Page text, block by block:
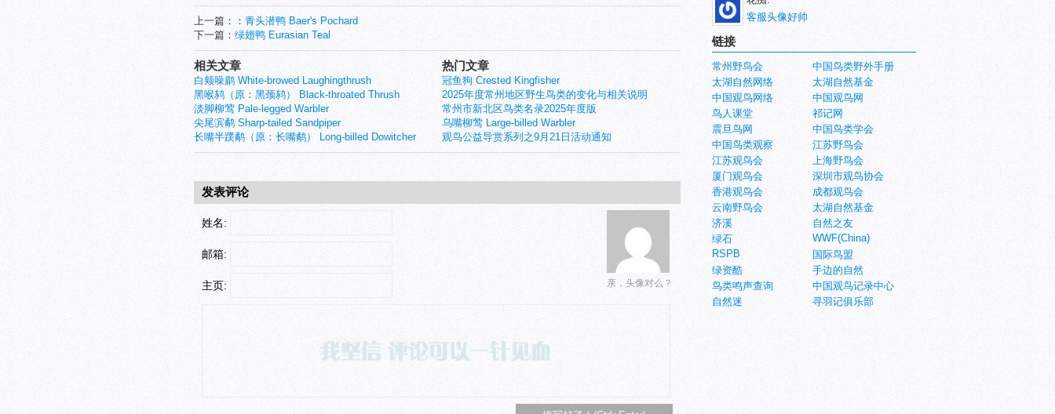
上一篇：： 青头潜鸭 Baer's Pochard
下一篇： 绿翅鸭 Eurasian Teal
热门文章
冠鱼狗 Crested Kingfisher
2025年度常州地区野生鸟类的变化与相关说明
常州市新北区鸟类名录2025年度版
乌嘴柳莺 Large-billed Warbler
观鸟公益导赏系列之9月21日活动通知
相关文章
白颊噪鹛 White-browed Laughingthrush
黑喉鸫（原：黑颈鸫） Black-throated Thrush
淡脚柳莺 Pale-legged Warbler
尖尾滨鹬 Sharp-tailed Sandpiper
长嘴半蹼鹬（原：长嘴鹬） Long-billed Dowitcher
发表评论
亲，头像对么？
姓名:
邮箱:
主页:
客服头像好帅
链接
常州野鸟会
中国鸟类野外手册
太湖自然网络
太湖自然基金
中国观鸟网络
中国观鸟网
鸟人课堂
祁记网
震旦鸟网
中国鸟类学会
中国鸟类观察
江苏野鸟会
江苏观鸟会
上海野鸟会
厦门观鸟会
深圳市观鸟协会
香港观鸟会
成都观鸟会
云南野鸟会
太湖自然基金
济溪
自然之友
绿石
WWF(China)
RSPB
国际鸟盟
绿资酷
手边的自然
鸟类鸣声查询
中国观鸟记录中心
自然迷
寻羽记俱乐部